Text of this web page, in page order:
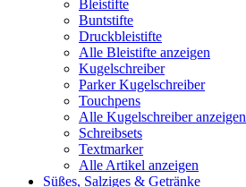
Bleistifte
Buntstifte
Druckbleistifte
Alle Bleistifte anzeigen
Kugelschreiber
Parker Kugelschreiber
Touchpens
Alle Kugelschreiber anzeigen
Schreibsets
Textmarker
Alle Artikel anzeigen
Süßes, Salziges & Getränke